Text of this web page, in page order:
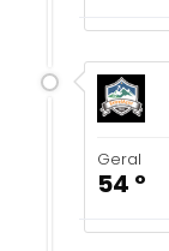
Geral
54 º